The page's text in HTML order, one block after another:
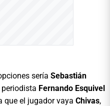
sería Sebastián
Fernando Esquivel
que el jugador vaya Chivas,